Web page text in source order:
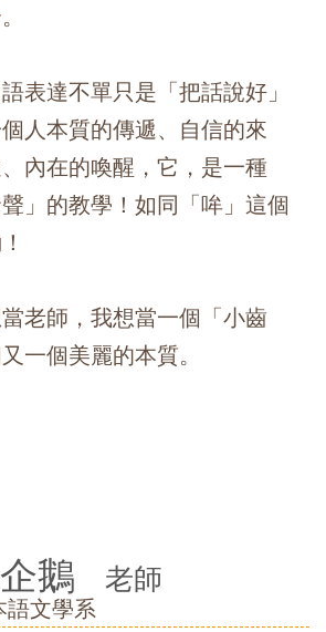
表達不單只是「把話說好」
人本質的傳遞、自信的來
內在的喚醒，它，是一種
聲」的教學！如同「哞」這個
老師，我想當一個「小齒
一個美麗的本質。
企鵝 老師
語文學系